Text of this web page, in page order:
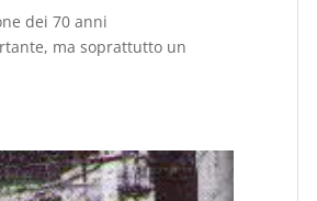
dei 70 anni
ma soprattutto un